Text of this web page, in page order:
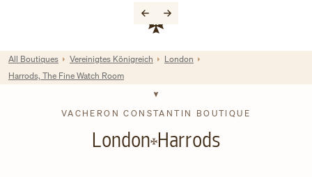
Link zur Unternehmenswebsite
Return to Nav
VACHERON CONSTANTIN BOUTIQUE
London Harrods
All Boutiques Vereinigtes Königreich
London
Harrods, The Fine Watch Room